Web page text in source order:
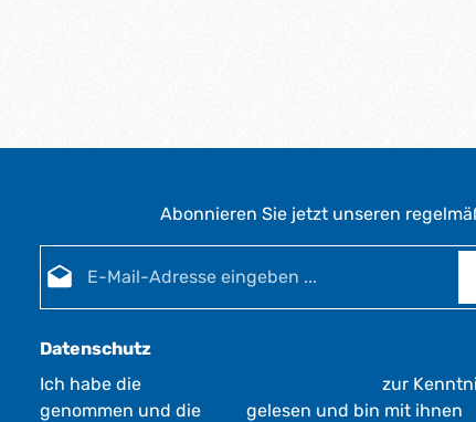
Abonnieren Sie jetzt unseren
Datenschutz
Ich habe die
zur
genommen und die
gelesen und bin mit ihnen